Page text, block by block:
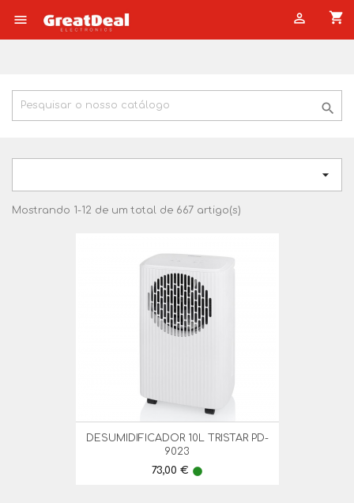
 shopping_cart



Mostrando 1-12 de um total de 667 artigo(s)
DESUMIDIFICADOR 10L TRISTAR PD-
9023
Preço
73,00 € lens